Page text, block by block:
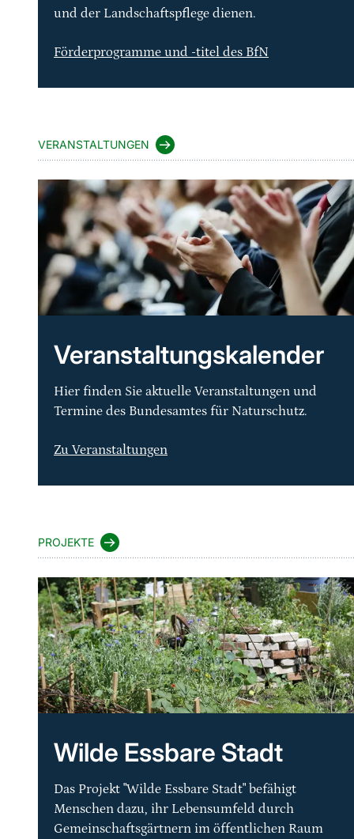
und der Landschaftspflege dienen.
Förderprogramme und -titel des BfN
VERANSTALTUNGEN
Veranstaltungskalender
Hier finden Sie aktuelle Veranstaltungen und
Termine des Bundesamtes für Naturschutz.
Zu Veranstaltungen
PROJEKTE
Wilde Essbare Stadt
Das Projekt "Wilde Essbare Stadt" befähigt
Menschen dazu, ihr Lebensumfeld durch
Gemeinschaftsgärtnern im öffentlichen Raum